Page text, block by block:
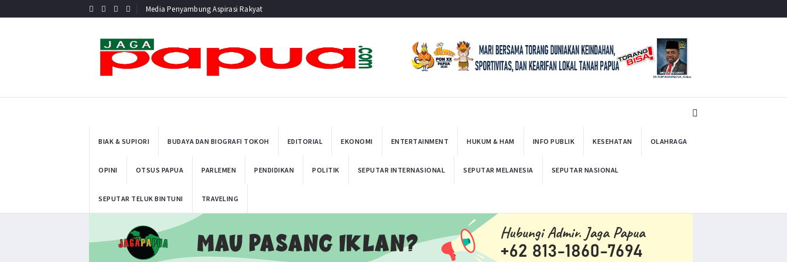
Media Penyambung Aspirasi Rakyat
BIAK & SUPIORI BUDAYA DAN BIOGRAFI TOKOH EDITORIAL EKONOMI ENTERTAINMENT HUKUM & HAM INFO PUBLIK KESEHATAN OLAHRAGA
OPINI OTSUS PAPUA PARLEMEN PENDIDIKAN POLITIK SEPUTAR INTERNASIONAL SEPUTAR MELANESIA SEPUTAR NASIONAL
SEPUTAR TELUK BINTUNI TRAVELING